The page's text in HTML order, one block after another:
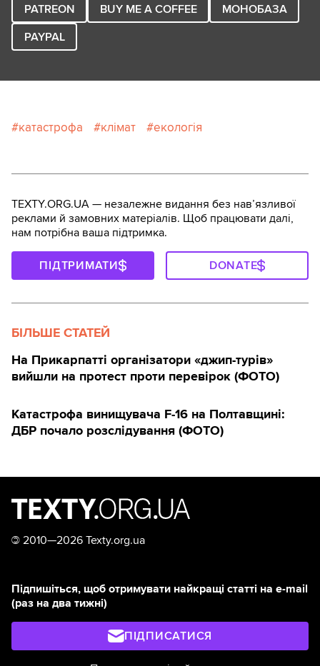
PATREON BUY ME A COFFEE
МОНОБАЗА
PAYPAL
катастрофа клімат екологія
TEXTY.ORG.UA — незалежне видання без навʼязливої
реклами й замовних матеріалів. Щоб працювати далі,
нам потрібна ваша підтримка.
ПІДТРИМАТИ DONATE
БІЛЬШЕ СТАТЕЙ
На Прикарпатті організатори «джип-турів»
вийшли на протест проти перевірок (ФОТО)
Катастрофа винищувача F-16 на Полтавщині:
ДБР почало розслідування (ФОТО)
© 2010—2026 Texty.org.ua
Підпишіться, щоб отримувати найкращі статті на e-mail
(раз на два тижні)
ПІДПИСАТИСЯ